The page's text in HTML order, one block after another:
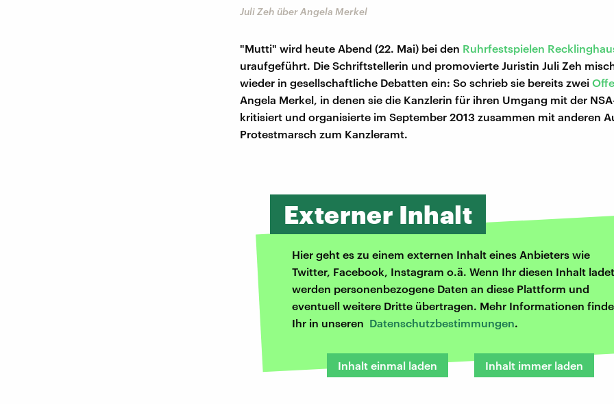
Juli Zeh über Angela Merkel
"Mutti" wird heute Abend (22. Mai) bei den Ruhrfestspielen
uraufgeführt. Die Schriftstellerin und promovierte Juristin Juli Zeh
wieder in gesellschaftliche Debatten ein: So schrieb sie bereits zwei
Angela Merkel, in denen sie die Kanzlerin für ihren Umgang mit der
kritisiert und organisierte im September 2013 zusammen mit anderen
Protestmarsch zum Kanzleramt.
Externer Inhalt
Hier geht es zu einem externen Inhalt eines Anbieters wie
Twitter, Facebook, Instagram o.ä. Wenn Ihr diesen Inhalt
werden personenbezogene Daten an diese Plattform und
eventuell weitere Dritte übertragen. Mehr Informationen
Ihr in unseren Datenschutzbestimmungen.
Inhalt einmal laden Inhalt immer laden